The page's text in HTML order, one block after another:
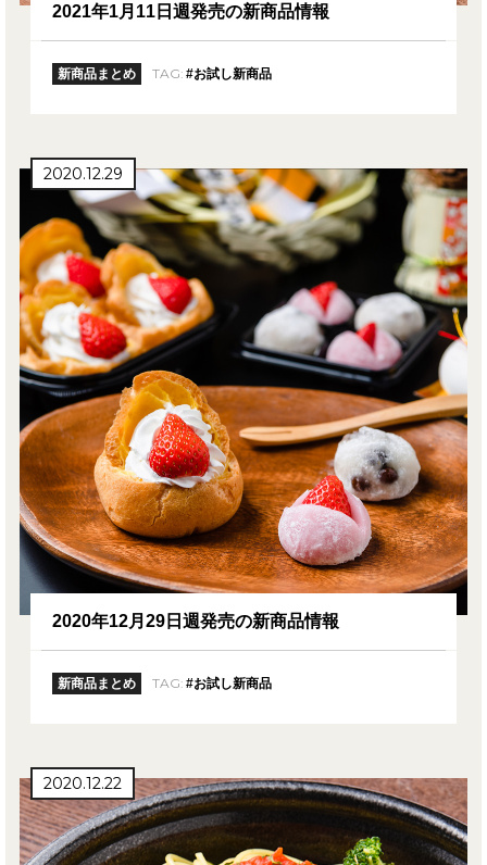
2021年1月11日週発売の新商品情報
新商品まとめ TAG: #お試し新商品
2020.12.29
2020年12月29日週発売の新商品情報
新商品まとめ TAG: #お試し新商品
2020.12.22